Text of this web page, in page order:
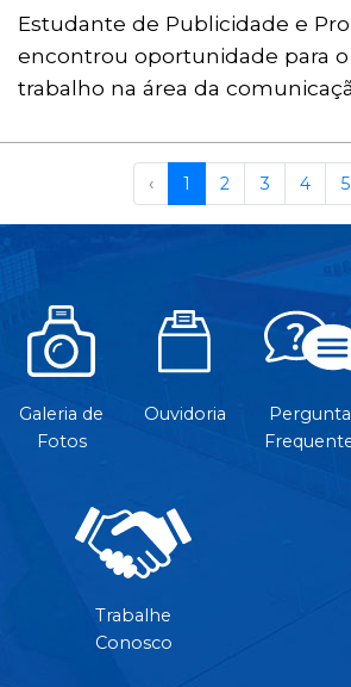
Estudante de Publicidade e
encontrou oportunidade para
trabalho na área da
‹ 1 2 3 4 5
Galeria de
Fotos
Ouvidoria
Trabalhe
Conosco